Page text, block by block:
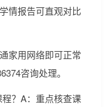
情报告可直观对比
家用网络即可正常
咨询处理。
？A：重点核查课